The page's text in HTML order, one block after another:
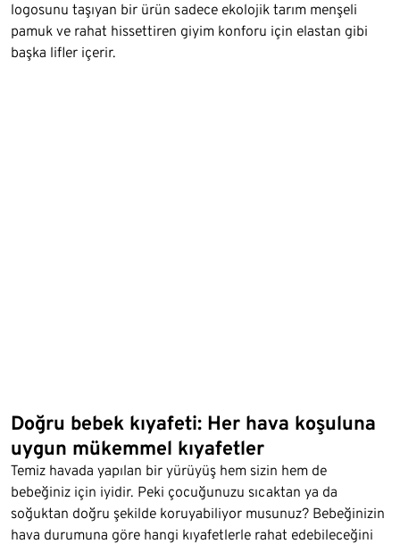
logosunu taşıyan bir ürün sadece ekolojik tarım menşeli
pamuk ve rahat hissettiren giyim konforu için elastan gibi
başka lifler içerir.
Doğru bebek kıyafeti: Her hava koşuluna
uygun mükemmel kıyafetler
Temiz havada yapılan bir yürüyüş hem sizin hem de
bebeğiniz için iyidir. Peki çocuğunuzu sıcaktan ya da
soğuktan doğru şekilde koruyabiliyor musunuz? Bebeğinizin
hava durumuna göre hangi kıyafetlerle rahat edebileceğini